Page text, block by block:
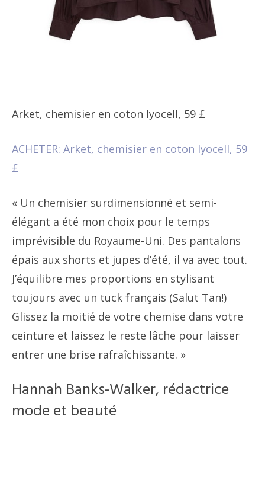
Arket, chemisier en coton lyocell, 59 £
ACHETER: Arket, chemisier en coton lyocell, 59
£
« Un chemisier surdimensionné et semi-
élégant a été mon choix pour le temps
imprévisible du Royaume-Uni. Des pantalons
épais aux shorts et jupes d’été, il va avec tout.
J’équilibre mes proportions en stylisant
toujours avec un tuck français (Salut Tan!)
Glissez la moitié de votre chemise dans votre
ceinture et laissez le reste lâche pour laisser
entrer une brise rafraîchissante. »
Hannah Banks-Walker, rédactrice
mode et beauté